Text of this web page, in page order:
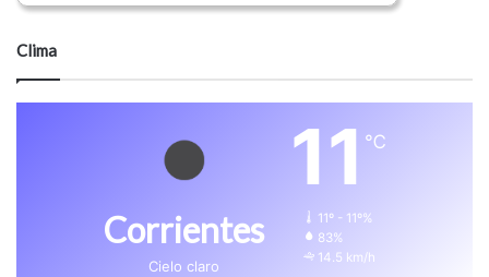
Clima
Corrientes
Cielo claro
11 ℃
11º - 11º%
83%
14.5 km/h